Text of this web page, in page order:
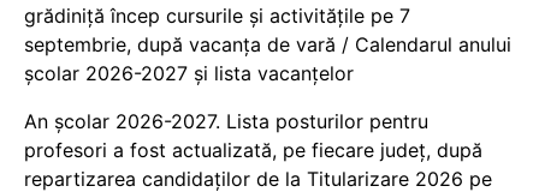
grădiniță încep cursurile și activitățile pe 7
septembrie, după vacanța de vară / Calendarul anului
școlar 2026-2027 și lista vacanțelor
An școlar 2026-2027. Lista posturilor pentru
profesori a fost actualizată, pe fiecare județ, după
repartizarea candidaților de la Titularizare 2026 pe